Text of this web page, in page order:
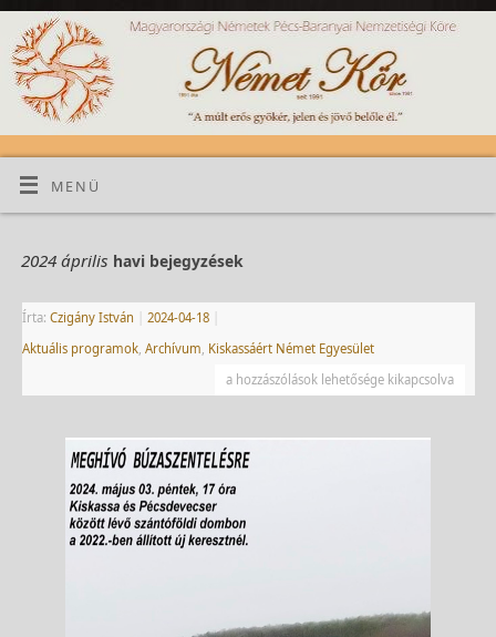
MENÜ
2024 április havi bejegyzések
Írta: Czigány István 2024-04-18
Aktuális programok, Archívum, Kiskassáért Német Egyesület
a hozzászólások lehetősége kikapcsolva